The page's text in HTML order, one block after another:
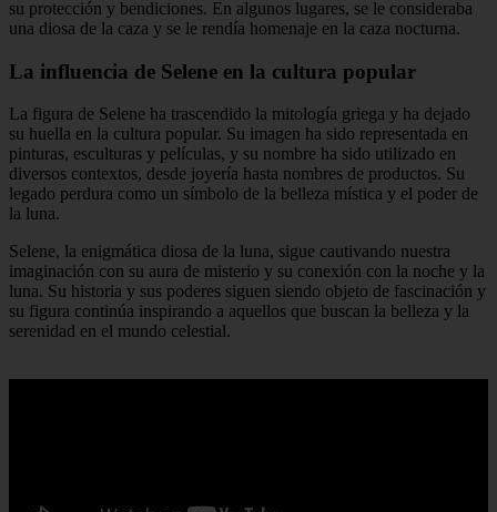
su protección y bendiciones. En algunos lugares, se le consideraba
una diosa de la caza y se le rendía homenaje en la caza nocturna.
La influencia de Selene en la cultura popular
La figura de Selene ha trascendido la mitología griega y ha dejado
su huella en la cultura popular. Su imagen ha sido representada en
pinturas, esculturas y películas, y su nombre ha sido utilizado en
diversos contextos, desde joyería hasta nombres de productos. Su
legado perdura como un símbolo de la belleza mística y el poder de
la luna.
Selene, la enigmática diosa de la luna, sigue cautivando nuestra
imaginación con su aura de misterio y su conexión con la noche y la
luna. Su historia y sus poderes siguen siendo objeto de fascinación y
su figura continúa inspirando a aquellos que buscan la belleza y la
serenidad en el mundo celestial.